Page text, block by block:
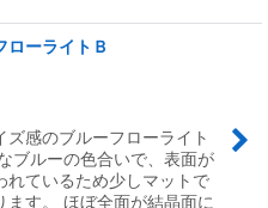
ローライトＢ
ズ感のブルーフローライト
ブルーの色合いで、表面が
れているため少しマットで
ます。 ほぼ全面が結晶面に